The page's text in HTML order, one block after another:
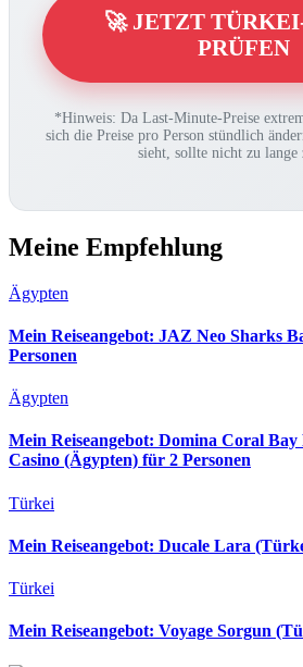
🚀 JETZT
PRÜFEN
*Hinweis: Da Last-Minute-Preise
sich die Preise pro Person stündlich
sieht, sollte nicht zu lange
Meine Empfehlung
Ägypten
Mein Reiseangebot: JAZ Neo Sharks
Personen
Ägypten
Mein Reiseangebot: Domina Coral
Casino (Ägypten) für 2 Personen
Türkei
Mein Reiseangebot: Ducale Lara
Türkei
Mein Reiseangebot: Voyage Sorgun